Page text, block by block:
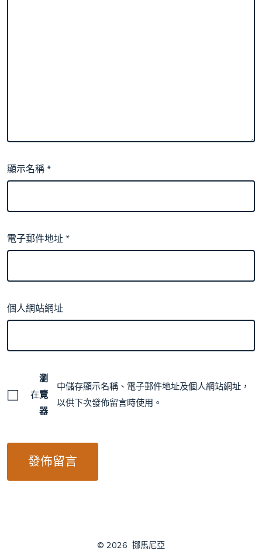
顯示名稱*
電子郵件地址*
個人網站網址
在
瀏
覽
器
中儲存顯示名稱、電子郵件地址及個人網站網址，
以供下次發佈留言時使用。
© 2026 挪馬尼亞